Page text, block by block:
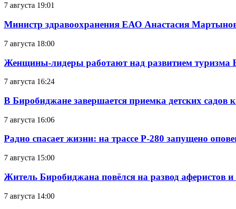
7 августа 19:01
Министр здравоохранения ЕАО Анастасия
7 августа 18:00
Женщины-лидеры работают над развитием туризма
7 августа 16:24
В Биробиджане завершается приемка детских садов
7 августа 16:06
Радио спасает жизни: на трассе Р-280 запущено
7 августа 15:00
Житель Биробиджана повёлся на развод аферистов
7 августа 14:00